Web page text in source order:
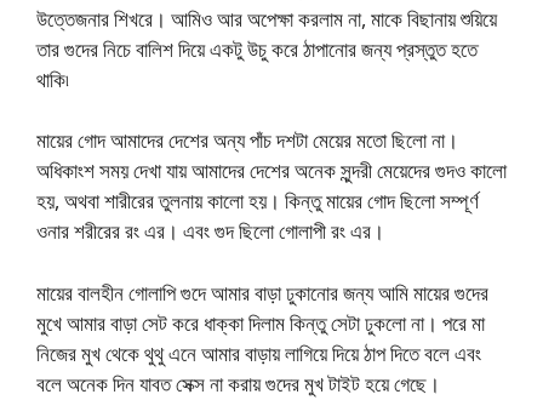
উত্তেজনার শিখরে। আমিও আর অপেক্ষা করলাম না, মাকে বিছানায় শুয়িয়ে
তার গুদের নিচে বালিশ দিয়ে একটু উচু করে ঠাপানোর জন্য প্রস্তুত হতে
থাকি৷
মায়ের গোদ আমাদের দেশের অন্য পাঁচ দশটা মেয়ের মতো ছিলো না।
অধিকাংশ সময় দেখা যায় আমাদের দেশের অনেক সুন্দরী মেয়েদের গুদও কালো
হয়, অথবা শারীরের তুলনায় কালো হয়। কিন্তু মায়ের গোদ ছিলো সম্পূর্ণ
ওনার শরীরের রং এর। এবং গুদ ছিলো গোলাপী রং এর।
মায়ের বালহীন গোলাপি গুদে আমার বাড়া ঢুকানোর জন্য আমি মায়ের গুদের
মুখে আমার বাড়া সেট করে ধাক্কা দিলাম কিন্তু সেটা ঢুকলো না। পরে মা
নিজের মুখ থেকে থুথু এনে আমার বাড়ায় লাগিয়ে দিয়ে ঠাপ দিতে বলে এবং
বলে অনেক দিন যাবত সেক্স না করায় গুদের মুখ টাইট হয়ে গেছে।